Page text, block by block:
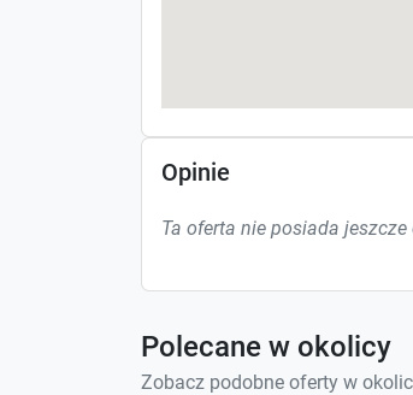
Opinie
Ta oferta nie posiada
Polecane w okolicy
Zobacz podobne oferty w